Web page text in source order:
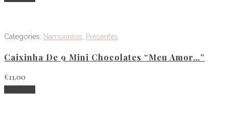
Categories: Namorados Presentes
Caixinha De 9 Mini Chocolates “Meu Amor…”
€11.00